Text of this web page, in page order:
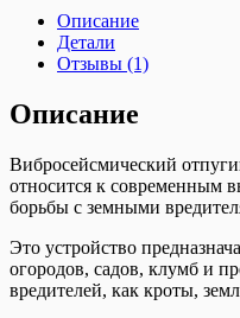
Описание
Детали
Отзывы (1)
Описание
Вибросейсмический
относится к современным
борьбы с земными
Это устройство
огородов, садов, клумб и
вредителей, как кроты,